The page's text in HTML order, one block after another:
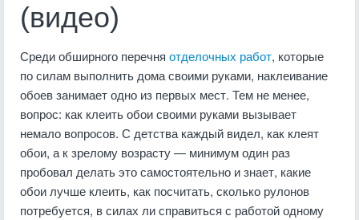
(видео)
Среди обширного перечня отделочных работ, которые
по силам выполнить дома своими руками, наклеивание
обоев занимает одно из первых мест. Тем не менее,
вопрос: как клеить обои своими руками вызывает
немало вопросов. С детства каждый видел, как клеят
обои, а к зрелому возрасту — минимум один раз
пробовал делать это самостоятельно и знает, какие
обои лучше клеить, как посчитать, сколько рулонов
потребуется, в силах ли справиться с работой одному